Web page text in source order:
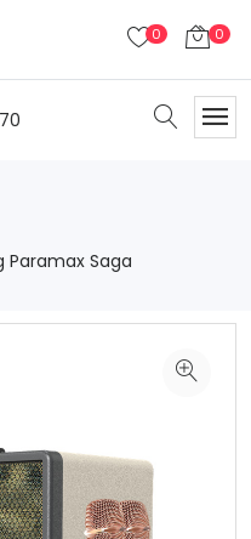
0 0
Paramax Saga